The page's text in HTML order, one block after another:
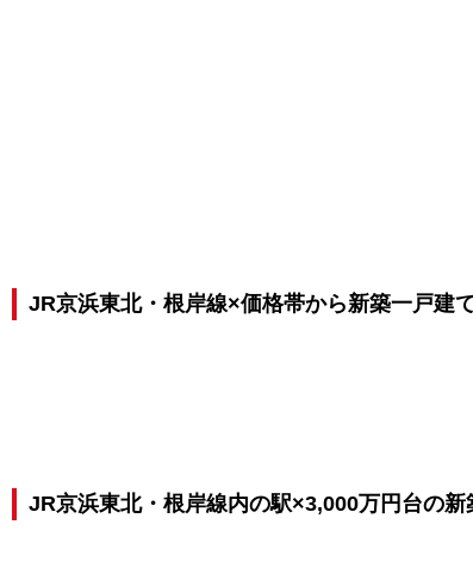
JR京浜東北・根岸線×価格帯から新築一戸建
JR京浜東北・根岸線内の駅×3,000万円台の